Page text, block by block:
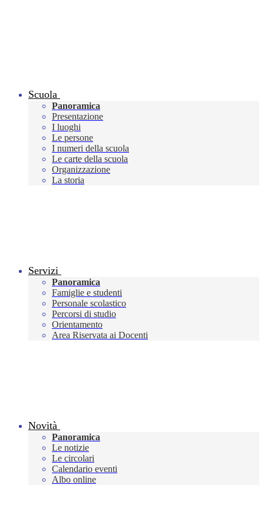
Scuola
Panoramica
Presentazione
I luoghi
Le persone
I numeri della scuola
Le carte della scuola
Organizzazione
La storia
Servizi
Panoramica
Famiglie e studenti
Personale scolastico
Percorsi di studio
Orientamento
Area Riservata ai Docenti
Novità
Panoramica
Le notizie
Le circolari
Calendario eventi
Albo online